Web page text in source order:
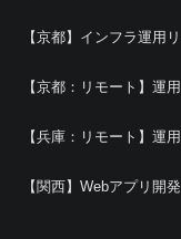
【京都】インフラ運用
【京都：リモート】運
【兵庫：リモート】運
【関西】Webアプリ開